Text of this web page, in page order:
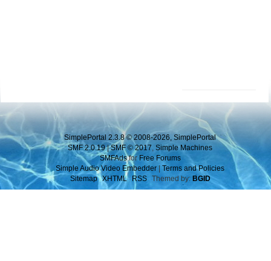
SimplePortal 2.3.8 © 2008-2026, SimplePortal
SMF 2.0.19|SMF © 2017 Simple Machines
SMFAdsfor Free Forums
Simple Audio Video Embedder | Terms and Policies
Sitemap XHTML RSS Themed by: BGID